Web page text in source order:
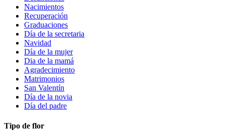
Nacimientos
Recuperación
Graduaciones
Día de la secretaria
Navidad
Día de la mujer
Dia de la mamá
Agradecimiento
Matrimonios
San Valentín
Día de la novia
Día del padre
Tipo de flor